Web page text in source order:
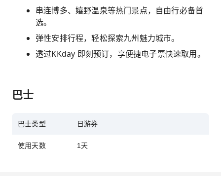
串连博多、嬉野温泉等热门景点，自由行必备首
选。
弹性安排行程，轻松探索九州魅力城市。
透过KKday 即刻预订，享便捷电子票快速取用。
巴士
巴士类型 日游券
使用天数 1天